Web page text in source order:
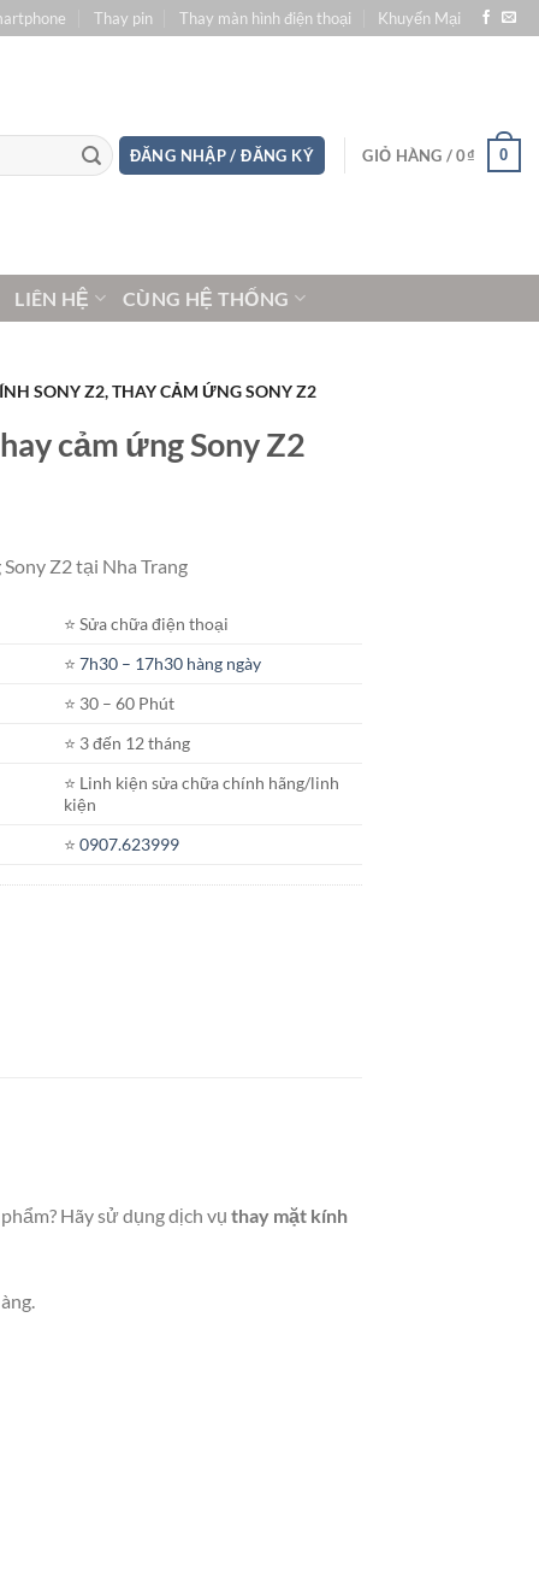
Thay pin Thay màn hình điện thoại Khuyến Mại
ĐĂNG NHẬP / ĐĂNG KÝ GIỎ HÀNG /0₫ 0
LIÊN HỆ CÙNG HỆ THỐNG
SONY Z2, THAY CẢM ỨNG SONY Z2
cảm ứng Sony Z2
Z2 tại Nha Trang
⭐️ Sửa chữa điện thoại
⭐️7h30 – 17h30 hàng ngày
⭐️ 30 – 60 Phút
⭐️ 3 đến 12 tháng
⭐️ Linh kiện sửa chữa chính hãng/linh
kiện
⭐️0907.623999
Hãy sử dụng dịch vụ thay mặt kính